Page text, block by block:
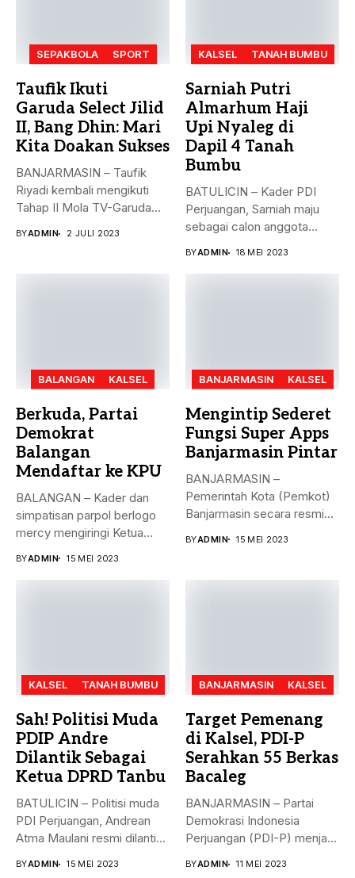
SEPAKBOLA SPORT
Taufik Ikuti
Garuda Select Jilid
II, Bang Dhin: Mari
Kita Doakan Sukses
BANJARMASIN – Taufik
Riyadi kembali mengikuti
Tahap II Mola TV-Garuda
BYADMIN 2 JULI 2023
KALSEL TANAH BUMBU
Sarniah Putri
Almarhum Haji
Upi Nyaleg di
Dapil 4 Tanah
Bumbu
BATULICIN – Kader PDI
Perjuangan, Sarniah maju
sebagai calon anggota
BYADMIN 18 MEI 2023
BALANGAN KALSEL
Berkuda, Partai
Demokrat
Balangan
Mendaftar ke KPU
BALANGAN – Kader dan
simpatisan parpol berlogo
mercy mengiringi Ketua
BYADMIN 15 MEI 2023
BANJARMASIN KALSEL
Mengintip Sederet
Fungsi Super Apps
Banjarmasin Pintar
BANJARMASIN –
Pemerintah Kota (Pemkot)
Banjarmasin secara resmi
BYADMIN 15 MEI 2023
KALSEL TANAH BUMBU
Sah! Politisi Muda
PDIP Andre
Dilantik Sebagai
Ketua DPRD Tanbu
BATULICIN – Politisi muda
PDI Perjuangan, Andrean
Atma Maulani resmi dilantik
BYADMIN 15 MEI 2023
BANJARMASIN KALSEL
Target Pemenang
di Kalsel, PDI-P
Serahkan 55 Berkas
Bacaleg
BANJARMASIN – Partai
Demokrasi Indonesia
Perjuangan (PDI-P) menjadi
BYADMIN 11 MEI 2023